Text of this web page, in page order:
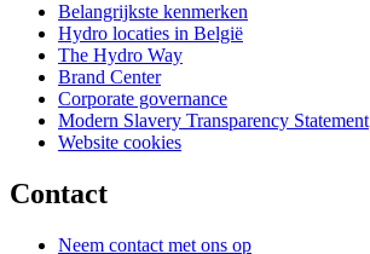
Belangrijkste kenmerken
Hydro locaties in België
The Hydro Way
Brand Center
Corporate governance
Modern Slavery Transparency Statement
Website cookies
Contact
Neem contact met ons op